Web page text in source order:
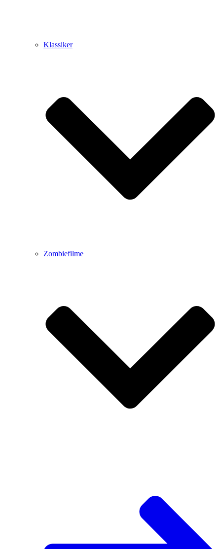
Klassiker
Zombiefilme